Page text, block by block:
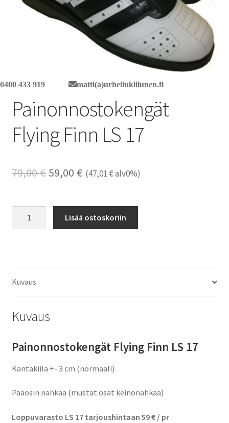
0400 433 919 matti(a)urheilukiilunen.fi
Painonnostokengät
Flying Finn LS 17
79,00€ Alkuperäinen
oli:
79,00 €.
59,00 €Nykyinen
on:
59,00 €.
(47,01€alv0%)
Lisää ostoskoriin
Kuvaus
Kuvaus
Painonnostokengät Flying Finn LS 17
Kantakiila +- 3 cm (normaali)
Pääosin nahkaa (mustat osat keinonahkaa)
Loppuvarasto LS 17 tarjoushintaan 59 € / pr